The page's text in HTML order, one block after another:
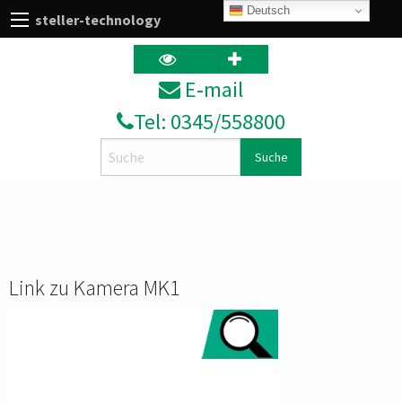
steller-technology
E‑mail
Tel: 0345/558800
Link zu Kamera MK1
Deutsch